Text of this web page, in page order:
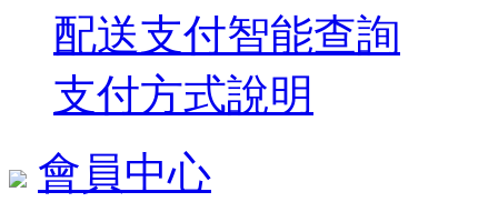
配送支付智能查詢
支付方式說明
會員中心